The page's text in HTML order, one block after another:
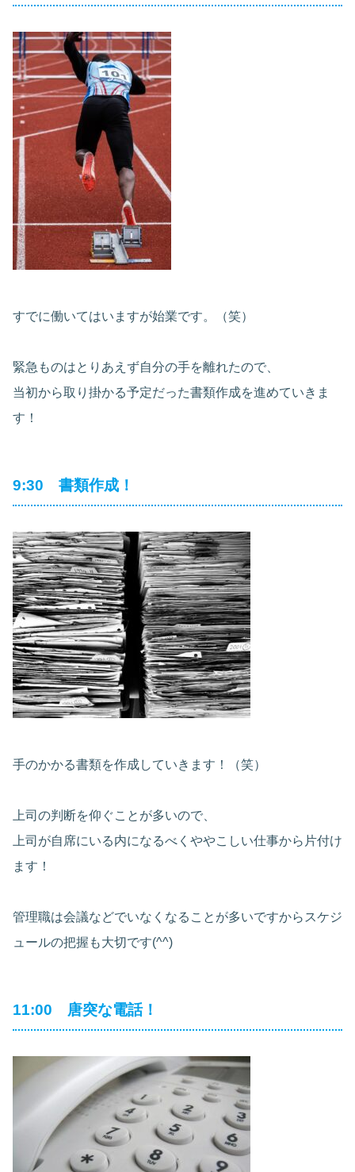
すでに働いてはいますが始業です。（笑）
緊急ものはとりあえず自分の手を離れたので、
当初から取り掛かる予定だった書類作成を進めていきま
す！
9:30 書類作成！
手のかかる書類を作成していきます！（笑）
上司の判断を仰ぐことが多いので、
上司が自席にいる内になるべくややこしい仕事から片付け
ます！
管理職は会議などでいなくなることが多いですからスケジ
ュールの把握も大切です(^^)
11:00 唐突な電話！